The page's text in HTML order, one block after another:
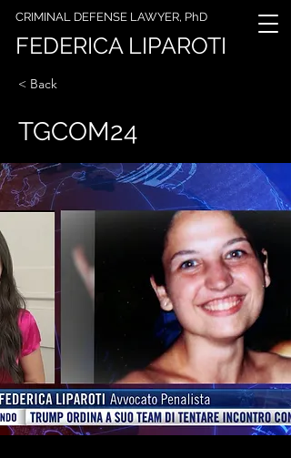
FEDERICA LIPAROTI
CRIMINAL DEFENSE LAWYER, PhD
< Back
TGCOM24